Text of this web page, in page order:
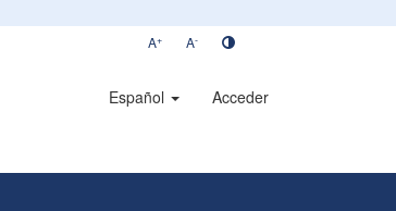
A+ A-
Español Acceder